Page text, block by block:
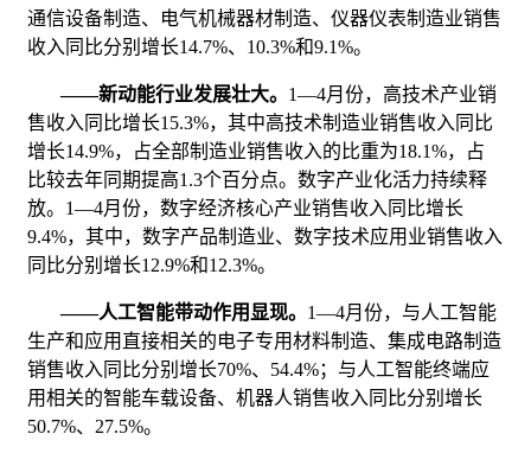
通信设备制造、电气机械器材制造、仪器仪表制造业销售
收入同比分别增长14.7%、10.3%和9.1%。
——新动能行业发展壮大。 1—4月份，高技术产业销
售收入同比增长15.3%，其中高技术制造业销售收入同比
增长14.9%，占全部制造业销售收入的比重为18.1%，占
比较去年同期提高1.3个百分点。数字产业化活力持续释
放。1—4月份，数字经济核心产业销售收入同比增长
9.4%，其中，数字产品制造业、数字技术应用业销售收入
同比分别增长12.9%和12.3%。
——人工智能带动作用显现。 1—4月份，与人工智能
生产和应用直接相关的电子专用材料制造、集成电路制造
销售收入同比分别增长70%、54.4%；与人工智能终端应
用相关的智能车载设备、机器人销售收入同比分别增长
50.7%、27.5%。